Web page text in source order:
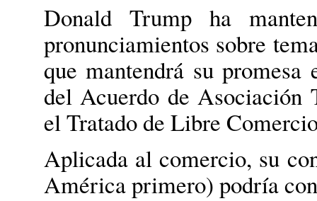
Donald Trump ha
pronunciamientos sobre
que mantendrá su
del Acuerdo de Asociación
el Tratado de Libre
Aplicada al comercio, su
América primero) podría